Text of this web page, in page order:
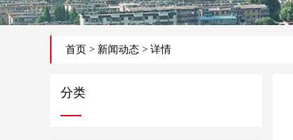
首页 > 新闻动态 > 详情
分类